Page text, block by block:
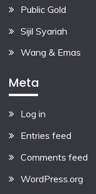
Public Gold
Sijil Syariah
Wang & Emas
Meta
Log in
Entries feed
Comments feed
WordPress.org